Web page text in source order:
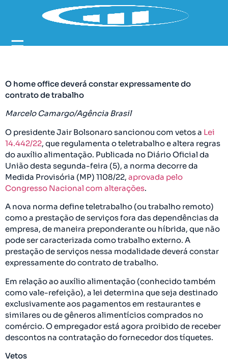
☰
O home office deverá constar expressamente do
contrato de trabalho
Marcelo Camargo/Agência Brasil
O presidente Jair Bolsonaro sancionou com vetos a Lei
14.442/22, que regulamenta o teletrabalho e altera regras
do auxílio alimentação. Publicada no Diário Oficial da
União desta segunda-feira (5), a norma decorre da
Medida Provisória (MP) 1108/22, aprovada pelo
Congresso Nacional com alterações.
A nova norma define teletrabalho (ou trabalho remoto)
como a prestação de serviços fora das dependências da
empresa, de maneira preponderante ou híbrida, que não
pode ser caracterizada como trabalho externo. A
prestação de serviços nessa modalidade deverá constar
expressamente do contrato de trabalho.
Em relação ao auxílio alimentação (conhecido também
como vale-refeição), a lei determina que seja destinado
exclusivamente aos pagamentos em restaurantes e
similares ou de gêneros alimentícios comprados no
comércio. O empregador está agora proibido de receber
descontos na contratação do fornecedor dos tíquetes.
Vetos